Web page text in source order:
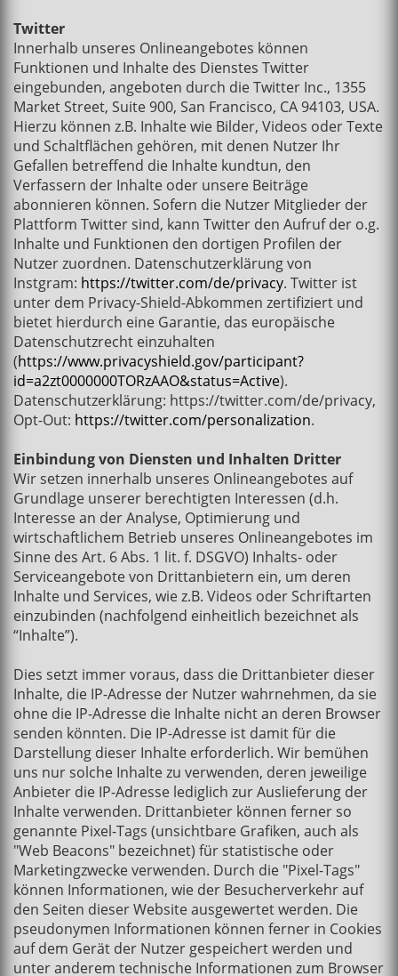
Twitter
Innerhalb unseres Onlineangebotes können
Funktionen und Inhalte des Dienstes Twitter
eingebunden, angeboten durch die Twitter Inc., 1355
Market Street, Suite 900, San Francisco, CA 94103, USA.
Hierzu können z.B. Inhalte wie Bilder, Videos oder Texte
und Schaltflächen gehören, mit denen Nutzer Ihr
Gefallen betreffend die Inhalte kundtun, den
Verfassern der Inhalte oder unsere Beiträge
abonnieren können. Sofern die Nutzer Mitglieder der
Plattform Twitter sind, kann Twitter den Aufruf der o.g.
Inhalte und Funktionen den dortigen Profilen der
Nutzer zuordnen. Datenschutzerklärung von
Instgram: https://twitter.com/de/privacy. Twitter ist
unter dem Privacy-Shield-Abkommen zertifiziert und
bietet hierdurch eine Garantie, das europäische
Datenschutzrecht einzuhalten
(https://www.privacyshield.gov/participant?
id=a2zt0000000TORzAAO&status=Active).
Datenschutzerklärung: https://twitter.com/de/privacy,
Opt-Out: https://twitter.com/personalization.
Einbindung von Diensten und Inhalten Dritter
Wir setzen innerhalb unseres Onlineangebotes auf
Grundlage unserer berechtigten Interessen (d.h.
Interesse an der Analyse, Optimierung und
wirtschaftlichem Betrieb unseres Onlineangebotes im
Sinne des Art. 6 Abs. 1 lit. f. DSGVO) Inhalts- oder
Serviceangebote von Drittanbietern ein, um deren
Inhalte und Services, wie z.B. Videos oder Schriftarten
einzubinden (nachfolgend einheitlich bezeichnet als
“Inhalte”).
Dies setzt immer voraus, dass die Drittanbieter dieser
Inhalte, die IP-Adresse der Nutzer wahrnehmen, da sie
ohne die IP-Adresse die Inhalte nicht an deren Browser
senden könnten. Die IP-Adresse ist damit für die
Darstellung dieser Inhalte erforderlich. Wir bemühen
uns nur solche Inhalte zu verwenden, deren jeweilige
Anbieter die IP-Adresse lediglich zur Auslieferung der
Inhalte verwenden. Drittanbieter können ferner so
genannte Pixel-Tags (unsichtbare Grafiken, auch als
"Web Beacons" bezeichnet) für statistische oder
Marketingzwecke verwenden. Durch die "Pixel-Tags"
können Informationen, wie der Besucherverkehr auf
den Seiten dieser Website ausgewertet werden. Die
pseudonymen Informationen können ferner in Cookies
auf dem Gerät der Nutzer gespeichert werden und
unter anderem technische Informationen zum Browser